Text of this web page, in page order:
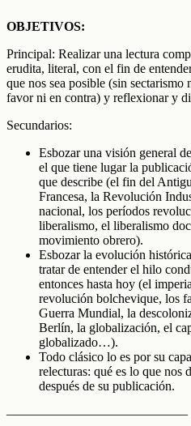
OBJETIVOS:
Principal: Realizar una lectura
erudita, literal, con el fin de
que nos sea posible (sin
favor ni en contra) y reflexionar y
Secundarios:
Esbozar una visión general
el que tiene lugar la
que describe (el fin del
Francesa, la Revolución
nacional, los períodos
liberalismo, el liberalismo
movimiento obrero).
Esbozar la evolución
tratar de entender el hilo
entonces hasta hoy (el
revolución bolchevique, los
Guerra Mundial, la
Berlín, la globalización, el
globalizado…).
Todo clásico lo es por su
relecturas: qué es lo que nos
después de su publicación.
——————————————